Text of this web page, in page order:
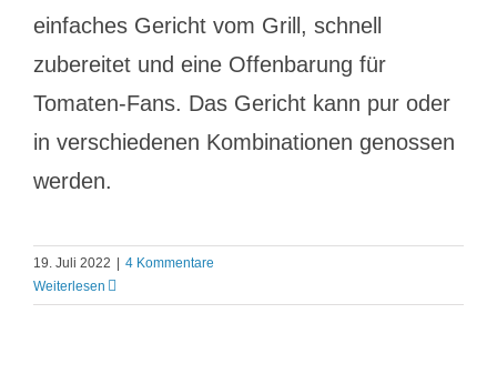
einfaches Gericht vom Grill, schnell
zubereitet und eine Offenbarung für
Tomaten-Fans. Das Gericht kann pur oder
in verschiedenen Kombinationen genossen
werden.
19. Juli 2022
4 Kommentare
Weiterlesen